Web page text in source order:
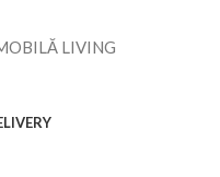
LIVING